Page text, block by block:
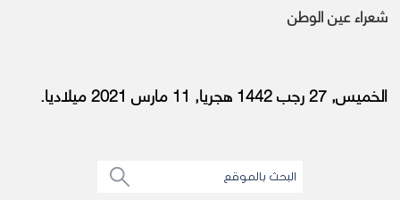
شعراء عين الوطن
الخميس, 27 رجب 1442 هجريا, 11 مارس 2021 ميلاديا.